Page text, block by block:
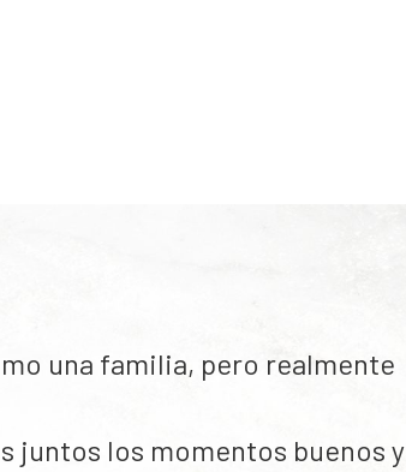
una familia, pero realmente
juntos los momentos buenos y